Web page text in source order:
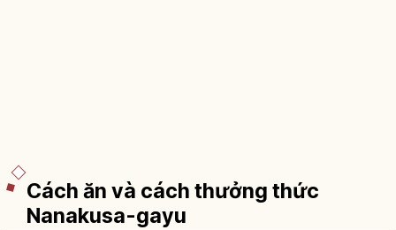
Cách ăn và cách thưởng thức
Nanakusa-gayu